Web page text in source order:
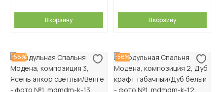
В корзину В корзину
-56% -56%